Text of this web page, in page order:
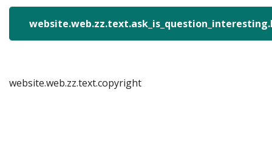
website.web.zz.text.copyright